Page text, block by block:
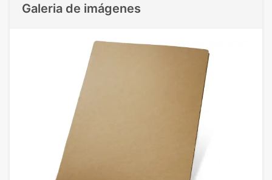
Galeria de imágenes